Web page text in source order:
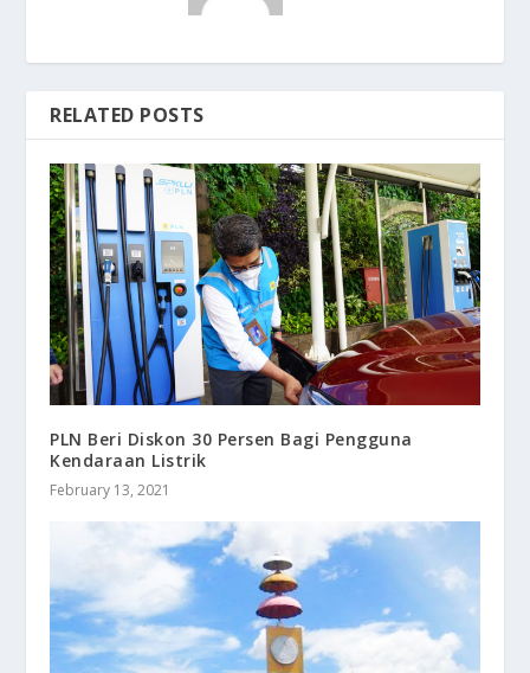
RELATED POSTS
PLN Beri Diskon 30 Persen Bagi Pengguna
Kendaraan Listrik
February 13, 2021